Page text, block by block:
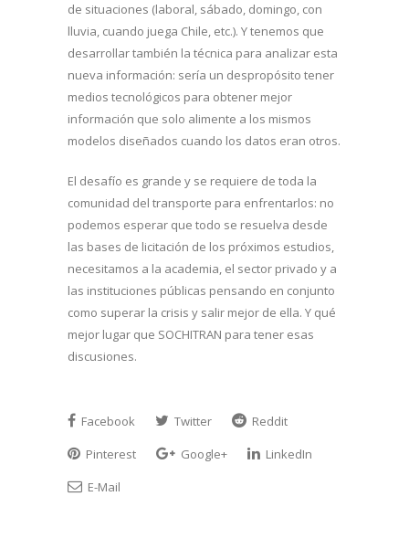
de situaciones (laboral, sábado, domingo, con
lluvia, cuando juega Chile, etc.). Y tenemos que
desarrollar también la técnica para analizar esta
nueva información: sería un despropósito tener
medios tecnológicos para obtener mejor
información que solo alimente a los mismos
modelos diseñados cuando los datos eran otros.
El desafío es grande y se requiere de toda la
comunidad del transporte para enfrentarlos: no
podemos esperar que todo se resuelva desde
las bases de licitación de los próximos estudios,
necesitamos a la academia, el sector privado y a
las instituciones públicas pensando en conjunto
como superar la crisis y salir mejor de ella. Y qué
mejor lugar que SOCHITRAN para tener esas
discusiones.
Facebook Twitter
Reddit
Pinterest
Google+
LinkedIn
E-Mail